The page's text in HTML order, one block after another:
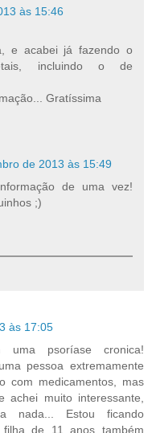
às 15:46
e acabei já fazendo o
incluindo o de
Gratíssima
de 2013 às 15:49
de uma vez!
;)
às 17:05
psoríase cronica!
pessoa extremamente
com medicamentos, mas
achei muito interessante,
nada... Estou ficando
de 11 anos também